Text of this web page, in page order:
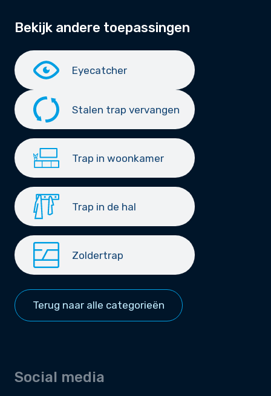
Bekijk andere toepassingen
Eyecatcher
Stalen trap vervangen
Trap in woonkamer
Trap in de hal
Zoldertrap
Terug naar alle categorieën
Social media